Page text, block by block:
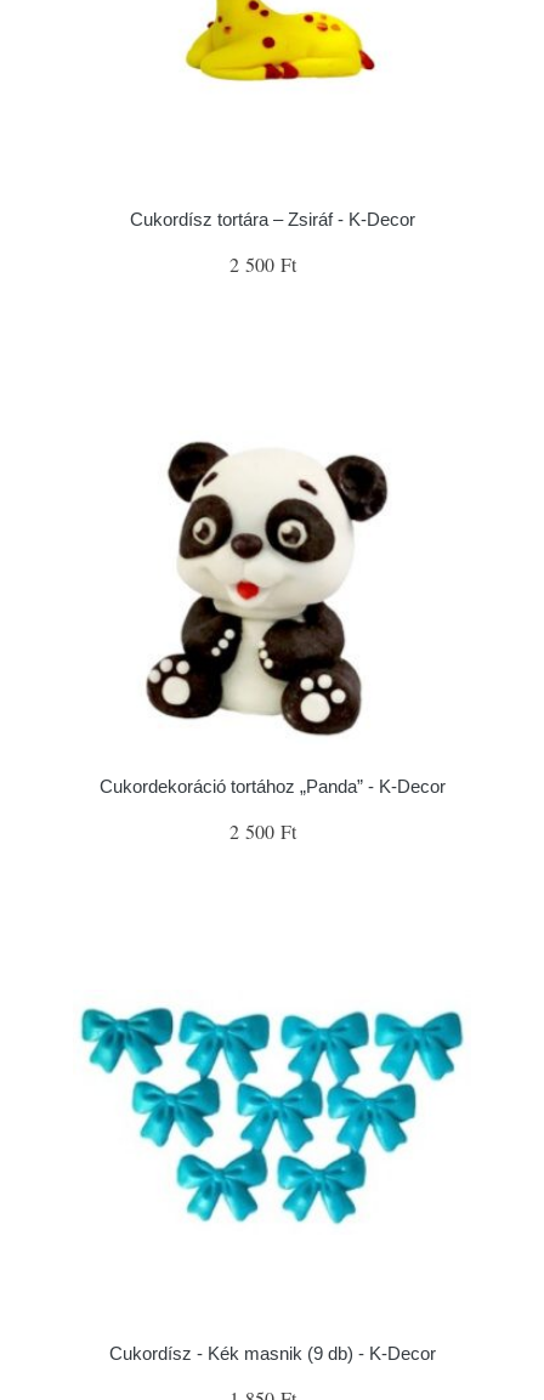
Cukordísz tortára – Zsiráf - K-Decor
2 500 Ft
Cukordekoráció tortához „Panda” - K-Decor
2 500 Ft
Cukordísz - Kék masnik (9 db) - K-Decor